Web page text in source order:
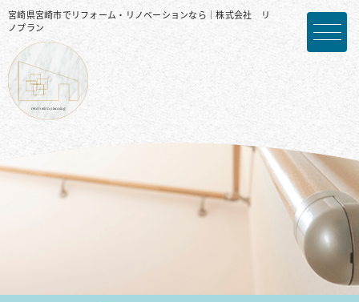
宮崎県宮崎市でリフォーム・リノベーションなら｜株式会社 リ
ノプラン